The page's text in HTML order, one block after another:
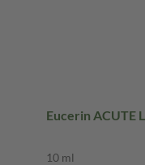
Eucerin ACUTE
10 ml